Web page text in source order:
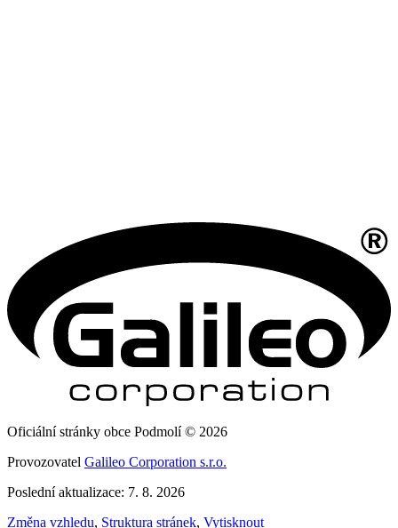
Oficiální stránky obce Podmolí © 2026
Provozovatel Galileo Corporation s.r.o.
Poslední aktualizace: 7. 8. 2026
Změna vzhledu, Struktura stránek, Vytisknout